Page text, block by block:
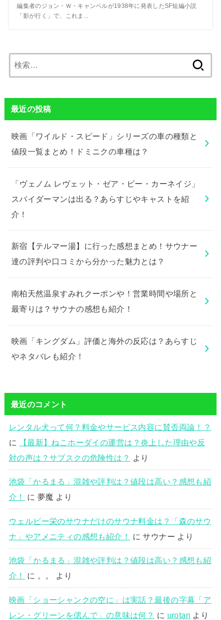
編集者のジョン・Ｗ・キャンベルが1938年に発表したSF短編小説
「影が行く」で、これま...
索:
最近の投稿
映画「ワイルド・スピード」シリーズの車の種類と
値段一覧まとめ！ドミニクの車種は？
「ヴェノム レヴェット・ゼア・ビー・カーネイジ」
スパイダーマンは出る？あらすじやキャストを紹
介！
新宿【テルマー湯】に行った感想まとめ！サウナー
達の評判や口コミから分かった魅力とは？
南柏天然温泉すみれクーポンや！営業時間や場所と
最寄りは？サウナの感想も紹介！
映画「キングダム」評価と海外の反応は？あらすじ
やネタバレも紹介！
最近のコメント
レンタル犬って何？料金やサービス内容に賛否両論！？
に
【最新】ねこホーダイの運営は？炎上した理由や反
対の声は？サブスクの危険性は？
より
池袋「かるまる」混雑や評判は？値段は高い？感想も紹
介！
に 夢魔 より
ウェルビー栄のサウナだけのサウナ料金は？「森のサウ
ナ」やアメニティの感想も紹介！
にサウナー より
池袋「かるまる」混雑や評判は？値段は高い？感想も紹
介！
に 。。 より
映画「ショーシャンクの空に」は実話？最後の字幕「ア
レン・グリーンを偲んで」の意味は何？ に urotan より